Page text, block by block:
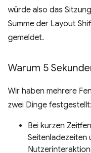
würde also das
Summe der Layout
gemeldet.
Warum 5
Wir haben mehrere
zwei Dinge festgestellt:
Bei kurzen
Seitenladezeiten